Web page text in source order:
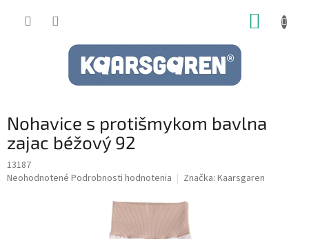
Nohavice s protišmykom bavlna
zajac béžový 92
13187
Priemerné
Neohodnotené Podrobnosti hodnotenia Značka: Kaarsgaren